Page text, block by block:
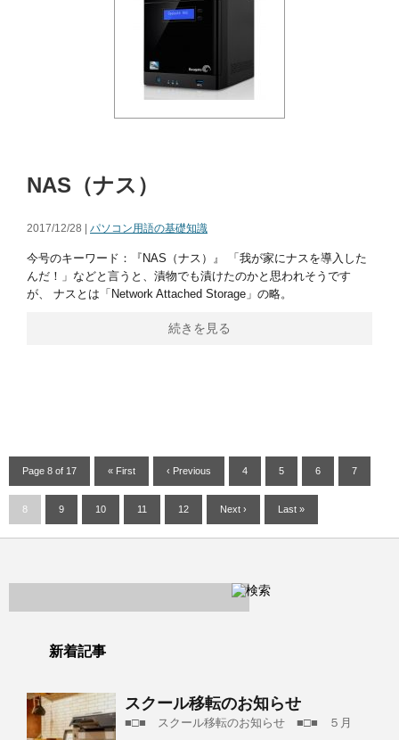
NAS（ナス）
2017/12/28 | パソコン用語の基礎知識
今号のキーワード：『NAS（ナス）』 「我が家にナスを導入した
んだ！」などと言うと、漬物でも漬けたのかと思われそうです
が、 ナスとは「Network Attached Storage」の略。
続きを見る
Page 8 of 17 « First ‹ Previous 4 5 6 7
8 9 10 11 12 Next › Last »
新着記事
スクール移転のお知らせ
■□■ スクール移転のお知らせ ■□■ ５月